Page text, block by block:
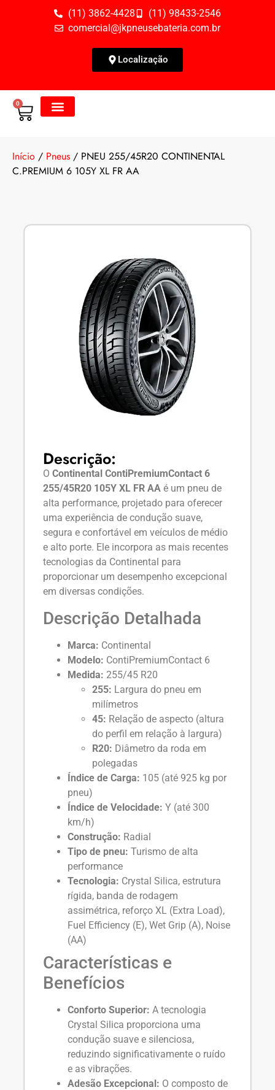
(11) 3862-4428
(11) 98433-2546
comercial@jkpneusebateria.com.br
Localização
0
Início / Pneus / PNEU 255/45R20 CONTINENTAL
C.PREMIUM 6 105Y XL FR AA
Descrição:
O Continental ContiPremiumContact 6
255/45R20 105Y XL FR AA é um pneu de
alta performance, projetado para oferecer
uma experiência de condução suave,
segura e confortável em veículos de médio
e alto porte. Ele incorpora as mais recentes
tecnologias da Continental para
proporcionar um desempenho excepcional
em diversas condições.
Descrição Detalhada
Marca: Continental
Modelo: ContiPremiumContact 6
Medida: 255/45 R20
255: Largura do pneu em
milímetros
45: Relação de aspecto (altura
do perfil em relação à largura)
R20: Diâmetro da roda em
polegadas
Índice de Carga: 105 (até 925 kg por
pneu)
Índice de Velocidade: Y (até 300
km/h)
Construção: Radial
Tipo de pneu: Turismo de alta
performance
Tecnologia: Crystal Silica, estrutura
rígida, banda de rodagem
assimétrica, reforço XL (Extra Load),
Fuel Efficiency (E), Wet Grip (A), Noise
(AA)
Características e
Benefícios
Conforto Superior: A tecnologia
Crystal Silica proporciona uma
condução suave e silenciosa,
reduzindo significativamente o ruído
e as vibrações.
Adesão Excepcional: O composto de